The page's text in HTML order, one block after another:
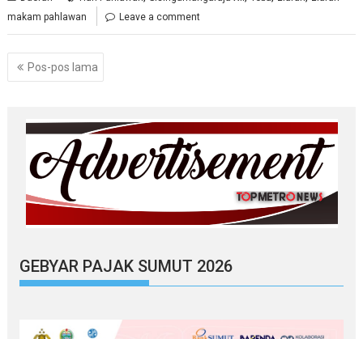
makam pahlawan
Leave a comment
Navigasi
pos
Pos-pos lama
GEBYAR PAJAK SUMUT 2026